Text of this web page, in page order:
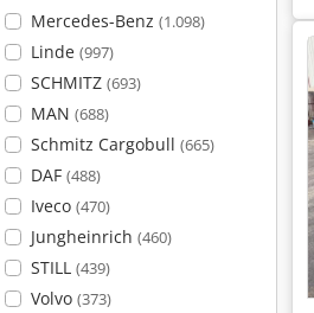
Mercedes-Benz (1.098)
Linde (997)
SCHMITZ (693)
MAN (688)
Schmitz Cargobull (665)
DAF (488)
Iveco (470)
Jungheinrich (460)
STILL (439)
Volvo (373)